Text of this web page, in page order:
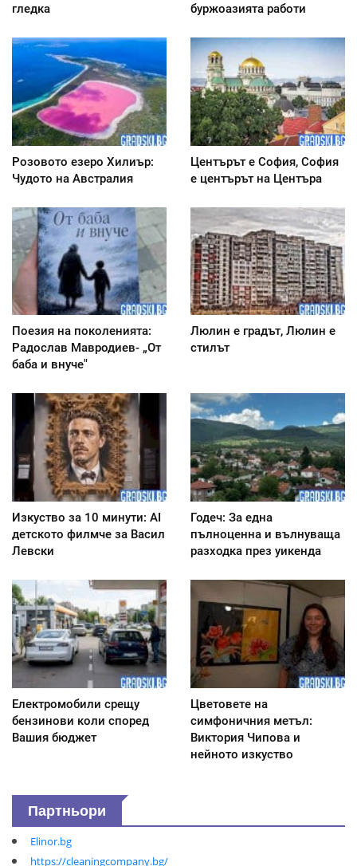
гледка
буржоазията работи
Розовото езеро Хилиър:
Чудото на Австралия
Центърът е София, София
е центърът на Центъра
Поезия на поколенията:
Радослав Мавродиев- „От
баба и внуче"
Люлин е градът, Люлин е
стилът
Изкуство за 10 минути: AI
детското филмче за Васил
Левски
Годеч: За една
пълноценна и вълнуваща
разходка през уикенда
Електромобили срещу
бензинови коли според
Вашия бюджет
Цветовете на
симфоничния метъл:
Виктория Чипова и
нейното изкуство
Партньори
Elinor.bg
https://cleaningcompany.bg/